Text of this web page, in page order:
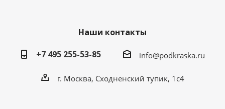
Наши контакты
+7 495 255-53-85
info@podkraska.ru
г. Москва, Сходненский тупик, 1с4